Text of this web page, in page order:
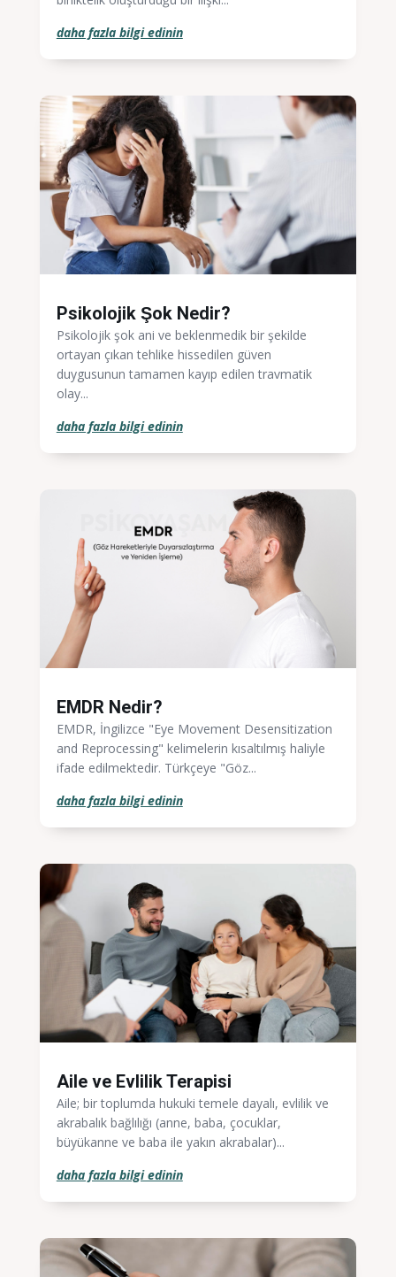
daha fazla bilgi edinin
Psikolojik Şok Nedir?
Psikolojik şok ani ve beklenmedik bir şekilde
ortayan çıkan tehlike hissedilen güven
duygusunun tamamen kayıp edilen travmatik
olay...
daha fazla bilgi edinin
EMDR Nedir?
EMDR, İngilizce "Eye Movement Desensitization
and Reprocessing" kelimelerin kısaltılmış haliyle
ifade edilmektedir. Türkçeye "Göz...
daha fazla bilgi edinin
Aile ve Evlilik Terapisi
Aile; bir toplumda hukuki temele dayalı, evlilik ve
akrabalık bağlılığı (anne, baba, çocuklar,
büyükanne ve baba ile yakın akrabalar)...
daha fazla bilgi edinin